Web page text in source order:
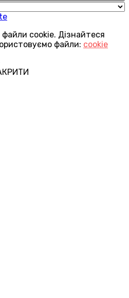
cookie. Дізнайтеся
файли: cookie